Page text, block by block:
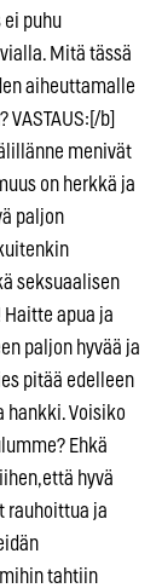
ei puhu
Mitä tässä
aiheuttamalle
b]
menivät
on herkkä ja
paljon
seksuaalisen
apua ja
paljon hyvää ja
pitää edelleen
hankki. Voisiko
Ehkä
hyvä
rauhoittua ja
tahtiin